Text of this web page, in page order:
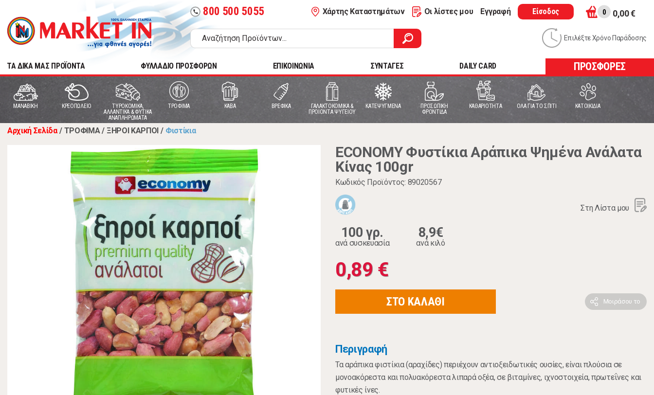
call 800 500 5055 Χάρτης Καταστημάτων Οι λίστες μου Εγγραφή Είσοδος 0 0,00 €
Επιλέξτε Χρόνο Παράδοσης
TA ΔΙΚΑ ΜΑΣ ΠΡΟΪΟΝΤΑ ΦΥΛΛΑΔΙΟ ΠΡΟΣΦΟΡΩΝ ΕΠΙΚΟΙΝΩΝΙΑ ΣΥΝΤΑΓΕΣ DAILY CARD ΠΡΟΣΦΟΡΕΣ
MANABIKH ΚΡΕΟΠΩΛΕΙΟ
ΤΥΡΟΚΟΜΙΚΑ,
ΑΛΛΑΝΤΙΚΑ & ΦΥΤΙΚΑ
ΑΝΑΠΛΗΡΩΜΑΤΑ
ΤΡΟΦΙΜΑ ΚΑΒΑ ΒΡΕΦΙΚΑ
ΓΑΛΑΚΤΟΚΟΜΙΚΑ &
ΠΡΟΙΟΝΤΑ ΨΥΓΕΙΟΥ
ΚΑΤΕΨΥΓΜΕΝΑ
ΠΡΟΣΩΠΙΚΗ
ΦΡΟΝΤΙΔΑ
ΚΑΘΑΡΙΟΤΗΤΑ ΟΛΑ ΓΙΑ ΤΟ ΣΠΙΤΙ ΚΑΤΟΙΚΙΔΙΑ
Αρχική Σελίδα / ΤΡΟΦΙΜΑ / ΞΗΡΟΙ ΚΑΡΠΟΙ / Φιστίκια
ECONOMY Φυστίκια Αράπικα Ψημένα Ανάλατα
Κίνας 100gr
Κωδικός Προϊόντος: 89020567
Στη Λίστα μου
100 γρ.
ανά συσκευασία
8,9€
ανά κιλό
0,89 €
ΣΤΟ ΚΑΛΑΘΙ Μοιράσου το
Περιγραφή
Τα αράπικα φιστίκια (αραχίδες) περιέχουν αντιοξειδωτικές ουσίες, είναι πλούσια σε
μονοακόρεστα και πολυακόρεστα λιπαρά οξέα, σε βιταμίνες, ιχνοστοιχεία, πρωτεΐνες και
φυτικές ίνες.